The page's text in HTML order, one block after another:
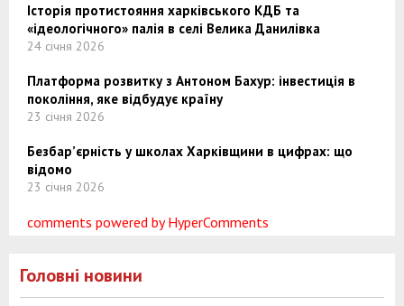
Історія протистояння харківського КДБ та
«ідеологічного» палія в селі Велика Данилівка
24 січня 2026
Платформа розвитку з Антоном Бахур: інвестиція в
покоління, яке відбудує країну
23 січня 2026
Безбар’єрність у школах Харківщини в цифрах: що
відомо
23 січня 2026
comments powered by HyperComments
Головні новини